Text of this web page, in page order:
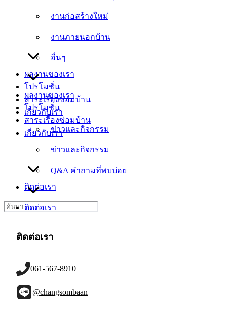
งานก่อสร้างใหม่
งานภายนอกบ้าน
อื่นๆ
ผลงานของเรา
โปรโมชั่น
สาระเรื่องซ่อมบ้าน
เกี่ยวกับเรา
ข่าวและกิจกรรม
Q&A คำถามที่พบบ่อย
ติดต่อเรา
งานภายนอกบ้าน
อื่นๆ
ผลงานของเรา
โปรโมชั่น
สาระเรื่องซ่อมบ้าน
เกี่ยวกับเรา
ข่าวและกิจกรรม
Q&A คำถามที่พบบ่อย
ติดต่อเรา
Search
for:
ติดต่อเรา
061-567-8910
@changsombaan